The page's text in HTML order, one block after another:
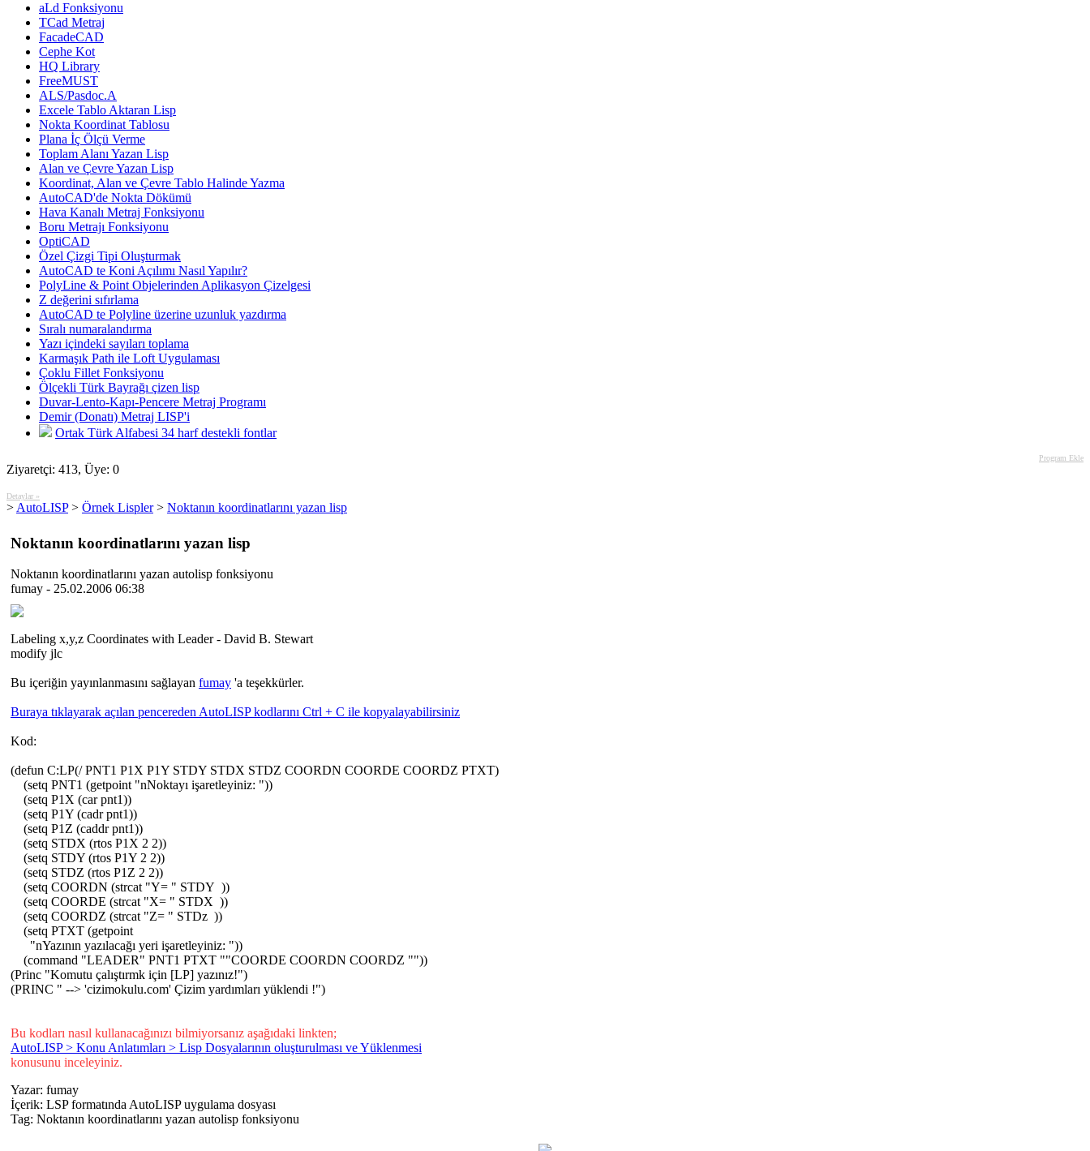
aLd Fonksiyonu
TCad Metraj
FacadeCAD
Cephe Kot
HQ Library
FreeMUST
ALS/Pasdoc.A
Excele Tablo Aktaran Lisp
Nokta Koordinat Tablosu
Plana İç Ölçü Verme
Toplam Alanı Yazan Lisp
Alan ve Çevre Yazan Lisp
Koordinat, Alan ve Çevre Tablo Halinde Yazma
AutoCAD'de Nokta Dökümü
Hava Kanalı Metraj Fonksiyonu
Boru Metrajı Fonksiyonu
OptiCAD
Özel Çizgi Tipi Oluşturmak
AutoCAD te Koni Açılımı Nasıl Yapılır?
PolyLine & Point Objelerinden Aplikasyon Çizelgesi
Z değerini sıfırlama
AutoCAD te Polyline üzerine uzunluk yazdırma
Sıralı numaralandırma
Yazı içindeki sayıları toplama
Karmaşık Path ile Loft Uygulaması
Çoklu Fillet Fonksiyonu
Ölçekli Türk Bayrağı çizen lisp
Duvar-Lento-Kapı-Pencere Metraj Programı
Demir (Donatı) Metraj LISP'i
Ortak Türk Alfabesi 34 harf destekli fontlar
Program Ekle
Ziyaretçi: 413, Üye: 0
Detaylar »
> AutoLISP> Örnek Lispler> Noktanın koordinatlarını yazan lisp
Noktanın koordinatlarını yazan lisp
Noktanın koordinatlarını yazan autolisp fonksiyonu
fumay - 25.02.2006 06:38
Labeling x,y,z Coordinates with Leader - David B. Stewart
modify jlc
Bu içeriğin yayınlanmasını sağlayan fumay 'a teşekkürler.
Buraya tıklayarak açılan pencereden AutoLISP kodlarını Ctrl + C ile kopyalayabilirsiniz
Kod:
(defun C:LP(/ PNT1 P1X P1Y STDY STDX STDZ COORDN COORDE COORDZ PTXT)
(setq PNT1 (getpoint "nNoktayı işaretleyiniz: "))
(setq P1X (car pnt1))
(setq P1Y (cadr pnt1))
(setq P1Z (caddr pnt1))
(setq STDX (rtos P1X 2 2))
(setq STDY (rtos P1Y 2 2))
(setq STDZ (rtos P1Z 2 2))
(setq COORDN (strcat "Y= " STDY ))
(setq COORDE (strcat "X= " STDX ))
(setq COORDZ (strcat "Z= " STDz ))
(setq PTXT (getpoint
"nYazının yazılacağı yeri işaretleyiniz: "))
(command "LEADER" PNT1 PTXT ""COORDE COORDN COORDZ ""))
(Princ "Komutu çalıştırmk için [LP] yazınız!")
(PRINC " --> 'cizimokulu.com' Çizim yardımları yüklendi !")
Bu kodları nasıl kullanacağınızı bilmiyorsanız aşağıdaki linkten;
AutoLISP > Konu Anlatımları > Lisp Dosyalarının oluşturulması ve Yüklenmesi
konusunu inceleyiniz.
Yazar: fumay
İçerik: LSP formatında AutoLISP uygulama dosyası
Tag: Noktanın koordinatlarını yazan autolisp fonksiyonu